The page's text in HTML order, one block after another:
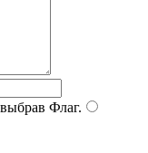
Флаг.